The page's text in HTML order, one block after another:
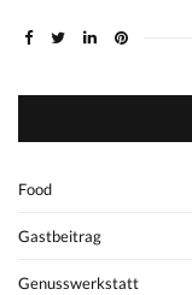
Food
Gastbeitrag
Genusswerkstatt